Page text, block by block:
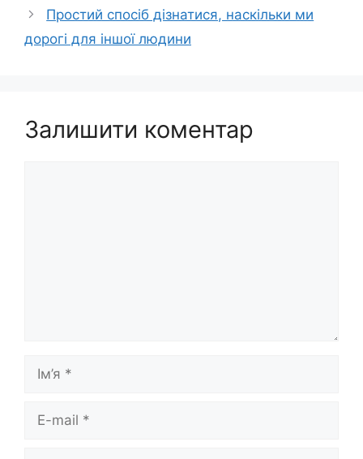
Простий спосіб дізнатися, наскільки ми
дорогі для іншої людини
Залишити коментар
Ім’я